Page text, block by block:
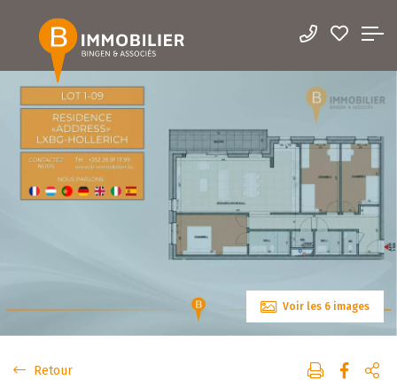
Voir les 6 images
Retour